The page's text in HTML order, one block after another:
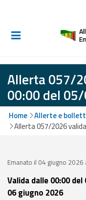
Informati e
Allerte E
Bollettini
Allerte e
Allerte e
Bollettini
Valanghe
Allerta 057/
00:00 del
Home
Allerte e
Allerta 057/2026
Emanato il 04 giugno
Valida dalle 00:00
06 giugno 2026